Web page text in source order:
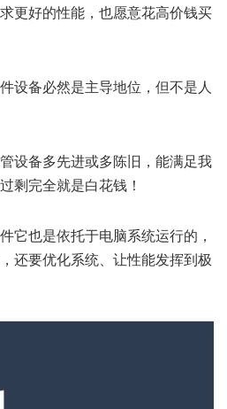
更好的性能，也愿意花高价钱买
设备必然是主导地位，但不是人
设备多先进或多陈旧，能满足我
剩完全就是白花钱！
它也是依托于电脑系统运行的，
还要优化系统、让性能发挥到极